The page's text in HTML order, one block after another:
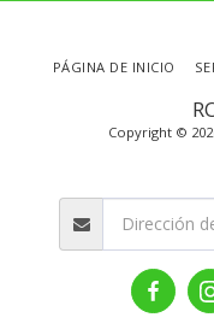
Copyright ©
PÁGINA DE INICIO